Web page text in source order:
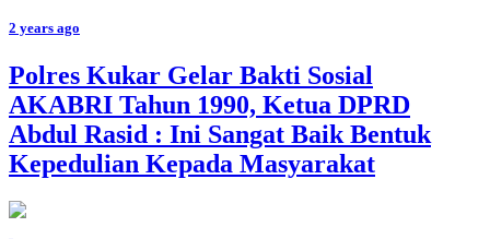
2 years ago
Polres Kukar Gelar Bakti Sosial
AKABRI Tahun 1990, Ketua DPRD
Abdul Rasid : Ini Sangat Baik Bentuk
Kepedulian Kepada Masyarakat